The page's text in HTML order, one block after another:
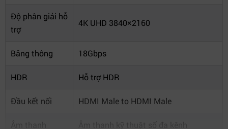
Độ phân giải hỗ
trợ
4K UHD 3840×2160
Băng thông 18Gbps
HDR Hỗ trợ HDR
Đầu kết nối HDMI Male to HDMI Male